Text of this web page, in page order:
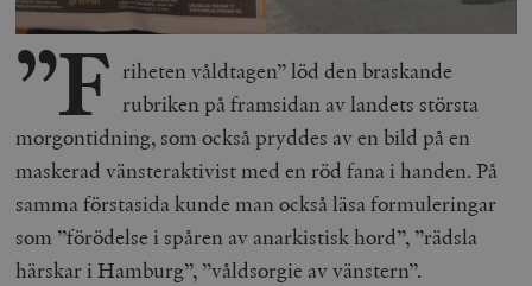
”F riheten våldtagen” löd den braskande
rubriken på framsidan av landets största
morgontidning, som också pryddes av en bild på en
maskerad vänsteraktivist med en röd fana i handen. På
samma förstasida kunde man också läsa formuleringar
som ”förödelse i spåren av anarkistisk hord”, ”rädsla
härskar i Hamburg”, ”våldsorgie av vänstern”.